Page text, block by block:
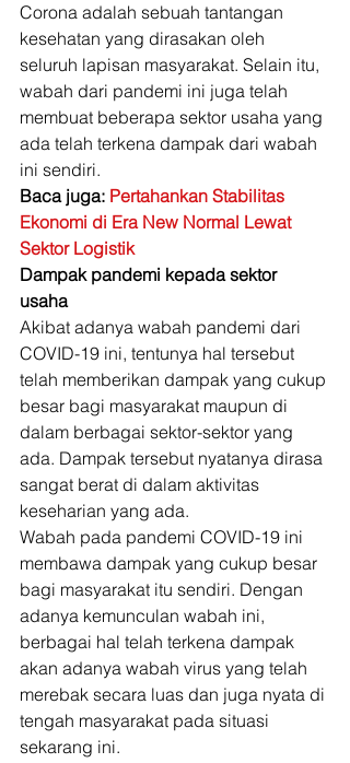
Corona adalah sebuah tantangan
kesehatan yang dirasakan oleh
seluruh lapisan masyarakat. Selain itu,
wabah dari pandemi ini juga telah
membuat beberapa sektor usaha yang
ada telah terkena dampak dari wabah
ini sendiri.
Baca juga: Pertahankan Stabilitas
Ekonomi di Era New Normal Lewat
Sektor Logistik
Dampak pandemi kepada sektor
usaha
Akibat adanya wabah pandemi dari
COVID-19 ini, tentunya hal tersebut
telah memberikan dampak yang cukup
besar bagi masyarakat maupun di
dalam berbagai sektor-sektor yang
ada. Dampak tersebut nyatanya dirasa
sangat berat di dalam aktivitas
keseharian yang ada.
Wabah pada pandemi COVID-19 ini
membawa dampak yang cukup besar
bagi masyarakat itu sendiri. Dengan
adanya kemunculan wabah ini,
berbagai hal telah terkena dampak
akan adanya wabah virus yang telah
merebak secara luas dan juga nyata di
tengah masyarakat pada situasi
sekarang ini.